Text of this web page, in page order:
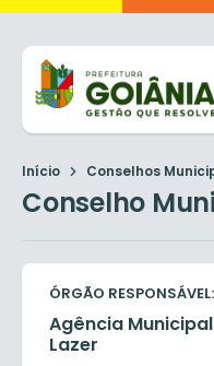
Início Conselhos
Conselho
ÓRGÃO RESPONSÁVEL:
Agência
Lazer